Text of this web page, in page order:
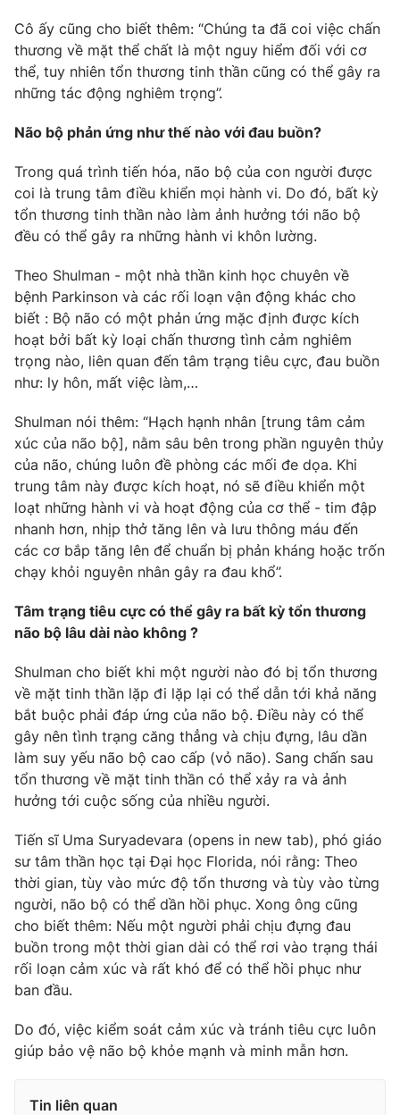
Khán giả
Giải sao mai
Sao
Du lịch
Làm đẹp
Chất lượng cuộc sống
Giáo dục
Tuyển sinh
Công nghệ
Hitech Công nghệ tương lai
Sản phẩm
Thị trường
Tư vấn
Giao lưu trực tuyến
Lịch phát sóng
Emagazine Podcast
Photo Infographic
Video
VTV Money VTV Thể thao
VTV Sức khoẻ Bất động sản
Thị trường 24h Tấm lòng Việt
VTV4 Vươn mình bằng AI
Liên hệ tòa soạn English
THỜI BÁO VTV
Theo dõi báo trên
Cơ quan chủ quản:
Đài Truyền hình Việt Nam
Cơ quan báo chí:Thời báo VTV
Giấy phép hoạt động báo in và báo điện tử số 483/GP-BTTTT
Tổng Biên tập:Vũ Thanh Thủy
Phó Tổng Biên tập: Nguyễn Thị Mỹ Hạnh, Phạm Quốc Thắng,
Tổng đài VTV:024.38 355 931 - 024.38 355 932
Cô ấy cũng cho biết thêm: “Chúng ta đã coi việc chấn
thương về mặt thể chất là một nguy hiểm đối với cơ
thể, tuy nhiên tổn thương tinh thần cũng có thể gây ra
những tác động nghiêm trọng”.
Não bộ phản ứng như thế nào với đau buồn?
Trong quá trình tiến hóa, não bộ của con người được
coi là trung tâm điều khiển mọi hành vi. Do đó, bất kỳ
tổn thương tinh thần nào làm ảnh hưởng tới não bộ
đều có thể gây ra những hành vi khôn lường.
Theo Shulman - một nhà thần kinh học chuyên về
bệnh Parkinson và các rối loạn vận động khác cho
biết : Bộ não có một phản ứng mặc định được kích
hoạt bởi bất kỳ loại chấn thương tình cảm nghiêm
trọng nào, liên quan đến tâm trạng tiêu cực, đau buồn
như: ly hôn, mất việc làm,…
Shulman nói thêm: “Hạch hạnh nhân [trung tâm cảm
xúc của não bộ], nằm sâu bên trong phần nguyên thủy
của não, chúng luôn đề phòng các mối đe dọa. Khi
trung tâm này được kích hoạt, nó sẽ điều khiển một
loạt những hành vi và hoạt động của cơ thể - tim đập
nhanh hơn, nhịp thở tăng lên và lưu thông máu đến
các cơ bắp tăng lên để chuẩn bị phản kháng hoặc trốn
chạy khỏi nguyên nhân gây ra đau khổ”.
Tâm trạng tiêu cực có thể gây ra bất kỳ tổn thương
não bộ lâu dài nào không ?
Shulman cho biết khi một người nào đó bị tổn thương
về mặt tinh thần lặp đi lặp lại có thể dẫn tới khả năng
bắt buộc phải đáp ứng của não bộ. Điều này có thể
gây nên tình trạng căng thẳng và chịu đựng, lâu dần
làm suy yếu não bộ cao cấp (vỏ não). Sang chấn sau
tổn thương về mặt tinh thần có thể xảy ra và ảnh
hưởng tới cuộc sống của nhiều người.
Tiến sĩ Uma Suryadevara (opens in new tab), phó giáo
sư tâm thần học tại Đại học Florida, nói rằng: Theo
thời gian, tùy vào mức độ tổn thương và tùy vào từng
người, não bộ có thể dần hồi phục. Xong ông cũng
cho biết thêm: Nếu một người phải chịu đựng đau
buồn trong một thời gian dài có thể rơi vào trạng thái
rối loạn cảm xúc và rất khó để có thể hồi phục như
ban đầu.
Do đó, việc kiểm soát cảm xúc và tránh tiêu cực luôn
giúp bảo vệ não bộ khỏe mạnh và minh mẫn hơn.
Tin liên quan